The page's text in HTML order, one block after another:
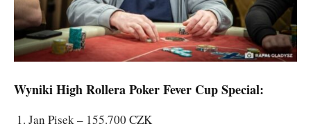
Wyniki High Rollera Poker Fever Cup Special:
Jan Pisek – 155.700 CZK